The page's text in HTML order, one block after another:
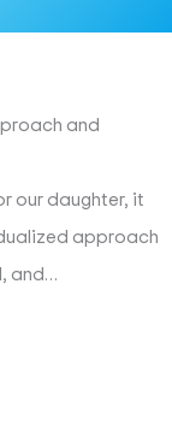
and
our daughter, it
approach
and…